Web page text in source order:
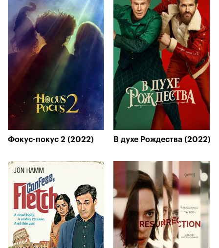
Фокус-покус 2 (2022) В духе Рождества (2022)